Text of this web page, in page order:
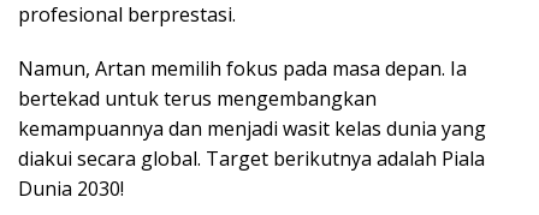
profesional berprestasi.
Namun, Artan memilih fokus pada masa depan. Ia
bertekad untuk terus mengembangkan
kemampuannya dan menjadi wasit kelas dunia yang
diakui secara global. Target berikutnya adalah Piala
Dunia 2030!